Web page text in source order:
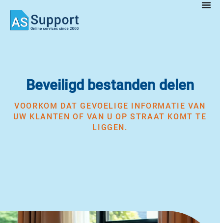
Beveiligd bestanden delen
VOORKOM DAT GEVOELIGE INFORMATIE VAN
UW KLANTEN OF VAN U OP STRAAT KOMT TE
LIGGEN.